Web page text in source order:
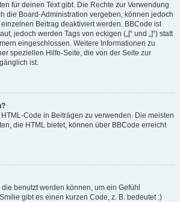
für deinen Text gibt. Die Rechte zur Verwendung
die Board-Administration vergeben, können jedoch
Beitrag deaktiviert werden. BBCode ist
jedoch werden Tags von eckigen („[“ und „]“) statt
eingeschlossen. Weitere Informationen zu
speziellen Hilfe-Seite, die von der Seite zur
ist.
Code in Beiträgen zu verwenden. Die meisten
die HTML bietet, können über BBCode erreicht
benutzt werden können, um ein Gefühl
gibt es einen kurzen Code, z. B. bedeutet :)